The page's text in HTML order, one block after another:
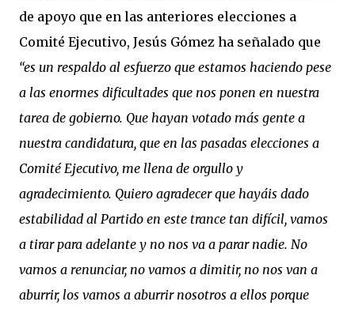
de apoyo que en las anteriores elecciones a
Comité Ejecutivo, Jesús Gómez ha señalado que
“es un respaldo al esfuerzo que estamos haciendo pese
a las enormes dificultades que nos ponen en nuestra
tarea de gobierno. Que hayan votado más gente a
nuestra candidatura, que en las pasadas elecciones a
Comité Ejecutivo, me llena de orgullo y
agradecimiento. Quiero agradecer que hayáis dado
estabilidad al Partido en este trance tan difícil, vamos
a tirar para adelante y no nos va a parar nadie. No
vamos a renunciar, no vamos a dimitir, no nos van a
aburrir, los vamos a aburrir nosotros a ellos porque